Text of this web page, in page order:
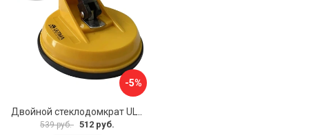
-5%
Двойной стеклодомкрат ULTIMA 2
539 руб. 512 руб.